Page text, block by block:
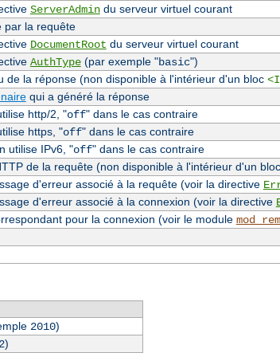
ServerAdmindu serveur virtuel courant
par la requête
DocumentRoot du serveur virtuel courant
AuthType(par exemple "basic")
de la réponse (non disponible à l'intérieur d'un bloc
qui a généré la réponse
http/2, "off" dans le cas contraire
https, "off" dans le cas contraire
utilise IPv6, "off" dans le cas contraire
de la requête (non disponible à l'intérieur d'un bloc
d'erreur associé à la requête (voir la directive
d'erreur associé à la connexion (voir la directive
pour la connexion (voir le module
2010)
)